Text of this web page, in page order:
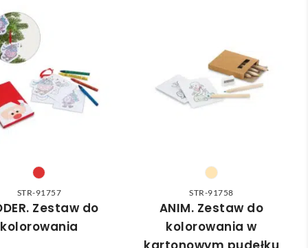
STR-91757
Zestaw do
kolorowania
STR-91758
ANIM. Zestaw do
kolorowania w